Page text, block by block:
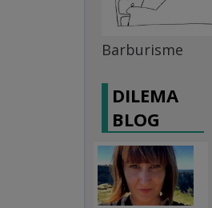
Barburisme
DILEMA
BLOG